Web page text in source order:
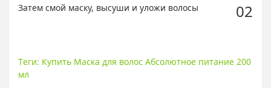
Затем смой маску, высуши и уложи волосы 02
Теги: Купить Маска для волос Абсолютное питание 200
мл